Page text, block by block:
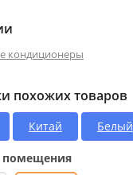
кондиционеры
похожих товаров
Китай Белый